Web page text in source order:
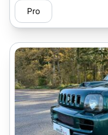
Pro